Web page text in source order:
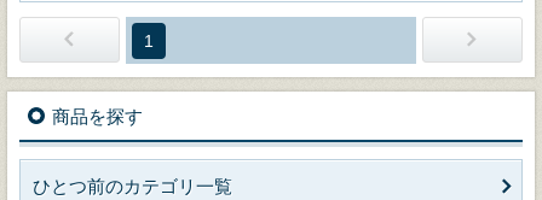
1
商品を探す
ひとつ前のカテゴリ一覧